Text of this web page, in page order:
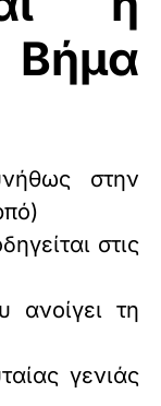
Βήμα
στην
στις
ανοίγει τη
γενιάς